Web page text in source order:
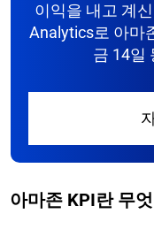
이익을 내고 계
Analytics로 아마
금 14일
아마존 KPI란 무